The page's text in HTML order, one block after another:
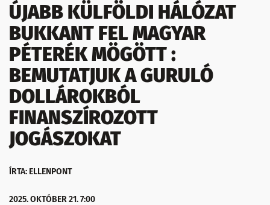
ÚJABB KÜLFÖLDI HÁLÓZAT
BUKKANT FEL MAGYAR
PÉTERÉK MÖGÖTT :
BEMUTATJUK A GURULÓ
DOLLÁROKBÓL
FINANSZÍROZOTT
JOGÁSZOKAT
ÍRTA: ELLENPONT
2025. OKTÓBER 21. 7:00